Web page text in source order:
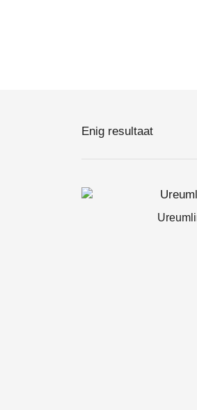
Enig resultaat